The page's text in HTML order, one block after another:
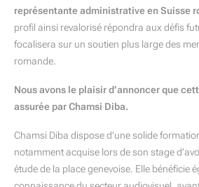
représentante administrative en Suisse
profil ainsi revalorisé répondra aux défis
focalisera sur un soutien plus large des
romande.
Nous avons le plaisir d’annoncer que
assurée par Chamsi Diba.
Chamsi Diba dispose d’une solide
notamment acquise lors de son stage
étude de la place genevoise. Elle bénéficie